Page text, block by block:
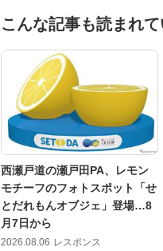
こんな記事も読まれ
西瀬戸道の瀬戸田PA、レモン
モチーフのフォトスポット「せ
とだれもんオブジェ」登場…8
月7日から
2026.08.06 レスポンス